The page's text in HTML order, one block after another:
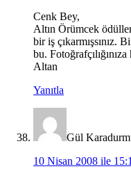
Cenk Bey,
Altın Örümcek
bir iş çıkarmışsınız.
bu.
Altan
Yanıtla
Gül
10 Nisan 2008 ile